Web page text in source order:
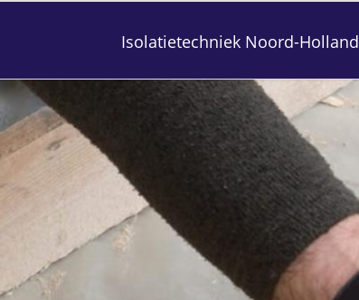
Isolatietechniek Noord-Holland